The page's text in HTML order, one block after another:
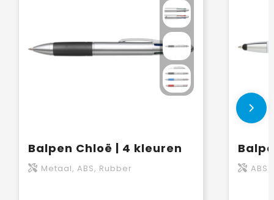
Balpen Chloë | 4 kleuren
Metaal, ABS, Rubber ABS